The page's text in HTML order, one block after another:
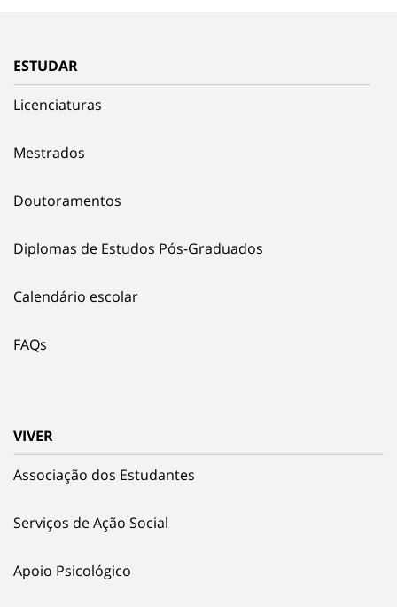
ESTUDAR
Licenciaturas
Mestrados
Doutoramentos
Diplomas de Estudos Pós-Graduados
Calendário escolar
FAQs
VIVER
Associação dos Estudantes
Serviços de Ação Social
Apoio Psicológico